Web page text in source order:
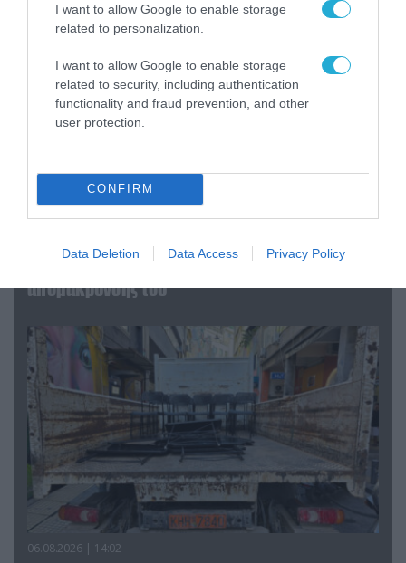
I want to allow Google to enable storage
related to personalization.
I want to allow Google to enable storage
related to security, including authentication
functionality and fraud prevention, and other
user protection.
CONFIRM
Data Deletion Data Access Privacy Policy
07.08.2026 | 20:02
Ο Γιάννης Αλαφούζος «τέλειωσε» τον
απομάκρυνσής του
06.08.2026 | 14:02